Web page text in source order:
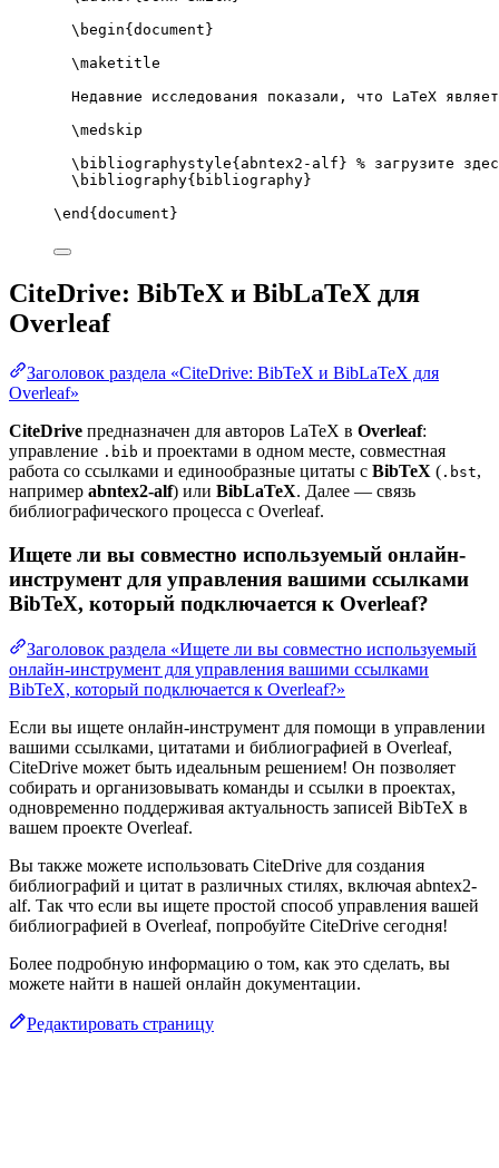
\begin{ document }
\maketitle
Недавние исследования показали, что LaTeX
\medskip
\bibliographystyle{abntex2-alf} % загрузите
\bibliography{bibliography}
\end { document }
CiteDrive: BibTeX и BibLaTeX для
Overleaf
Заголовок раздела «CiteDrive: BibTeX и BibLaTeX для
Overleaf»
CiteDrive предназначен для авторов LaTeX в Overleaf:
управление .bib и проектами в одном месте, совместная
работа со ссылками и единообразные цитаты с BibTeX ( .bst,
например abntex2-alf) или BibLaTeX. Далее — связь
библиографического процесса с Overleaf.
Ищете ли вы совместно используемый онлайн-
инструмент для управления вашими ссылками
BibTeX, который подключается к Overleaf?
Заголовок раздела «Ищете ли вы совместно используемый
онлайн-инструмент для управления вашими ссылками
BibTeX, который подключается к Overleaf?»
Если вы ищете онлайн-инструмент для помощи в управлении
вашими ссылками, цитатами и библиографией в Overleaf,
CiteDrive может быть идеальным решением! Он позволяет
собирать и организовывать команды и ссылки в проектах,
одновременно поддерживая актуальность записей BibTeX в
вашем проекте Overleaf.
Вы также можете использовать CiteDrive для создания
библиографий и цитат в различных стилях, включая abntex2-
alf. Так что если вы ищете простой способ управления вашей
библиографией в Overleaf, попробуйте CiteDrive сегодня!
Более подробную информацию о том, как это сделать, вы
можете найти в нашей онлайн документации.
Редактировать страницу